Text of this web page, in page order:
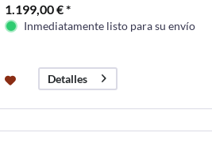
1.199,00 € *
Inmediatamente listo para su envío
Detalles